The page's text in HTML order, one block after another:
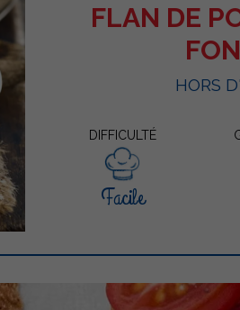
FLAN DE
HORS
DIFFICULTÉ
Facile